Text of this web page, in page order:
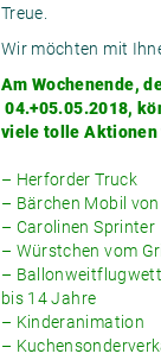
Treue.
Wir möchten mit
Am Wochenende,
04.+05.05.2018,
viele tolle Aktionen
– Herforder Truck
– Bärchen Mobil
– Carolinen Sprinter
– Würstchen vom
–
bis 14 Jahre
– Kinderanimation
–